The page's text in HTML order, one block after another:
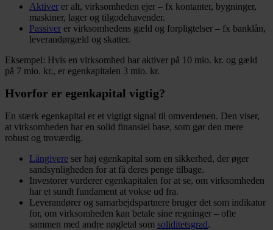
Aktiver er alt, virksomheden ejer – fx kontanter, bygninger,
maskiner, lager og tilgodehavender.
Passiver er virksomhedens gæld og forpligtelser – fx banklån,
leverandørgæld og skatter.
Eksempel: Hvis en virksomhed har aktiver på 10 mio. kr. og gæld
på 7 mio. kr., er egenkapitalen 3 mio. kr.
Hvorfor er egenkapital vigtig?
En stærk egenkapital er et vigtigt signal til omverdenen. Den viser,
at virksomheden har en solid finansiel base, som gør den mere
robust og troværdig.
Långivere ser høj egenkapital som en sikkerhed, der øger
sandsynligheden for at få deres penge tilbage.
Investorer vurderer egenkapitalen for at se, om virksomheden
har et sundt fundament at vokse ud fra.
Leverandører og samarbejdspartnere bruger det som indikator
for, om virksomheden kan betale sine regninger – ofte
sammen med andre nøgletal som soliditetsgrad.